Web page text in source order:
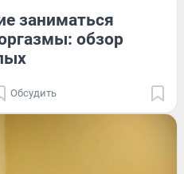
заниматься
обзор
Обсудить